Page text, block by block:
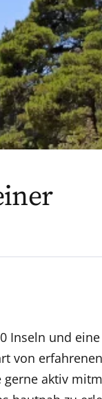
Inseln und eine
von
aktiv